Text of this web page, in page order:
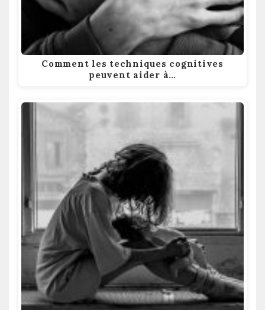
Comment les techniques cognitives
peuvent aider à…